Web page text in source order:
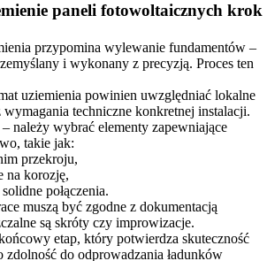
paneli fotowoltaicznych krok
przypomina wylewanie fundamentów –
i wykonany z precyzją. Proces ten
uziemienia powinien uwzględniać lokalne
techniczne konkretnej instalacji.
– należy wybrać elementy zapewniające
takie jak:
przekroju,
na korozję,
połączenia.
muszą być zgodne z dokumentacją
są skróty czy improwizacje.
etap, który potwierdza skuteczność
zdolność do odprowadzania ładunków